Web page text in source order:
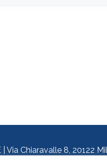
Via Chiaravalle 8, 20122